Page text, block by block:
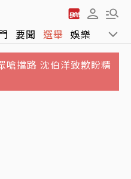
要聞 選舉 娛樂 運動
嗆擋路 沈伯洋致歉盼精